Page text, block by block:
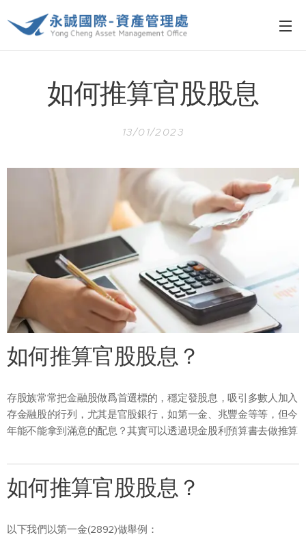
如何推算官股股息
13/01/2023
如何推算官股股息？
存股族常常把金融股做爲首選標的，穩定發股息，吸引多數人加入
存金融股的行列，尤其是官股銀行，如第一金、兆豐金等等，但今
年能不能拿到滿意的配息？其實可以透過現金股利預算書去做推算
如何推算官股股息？
以下我們以第一金(2892)做舉例：